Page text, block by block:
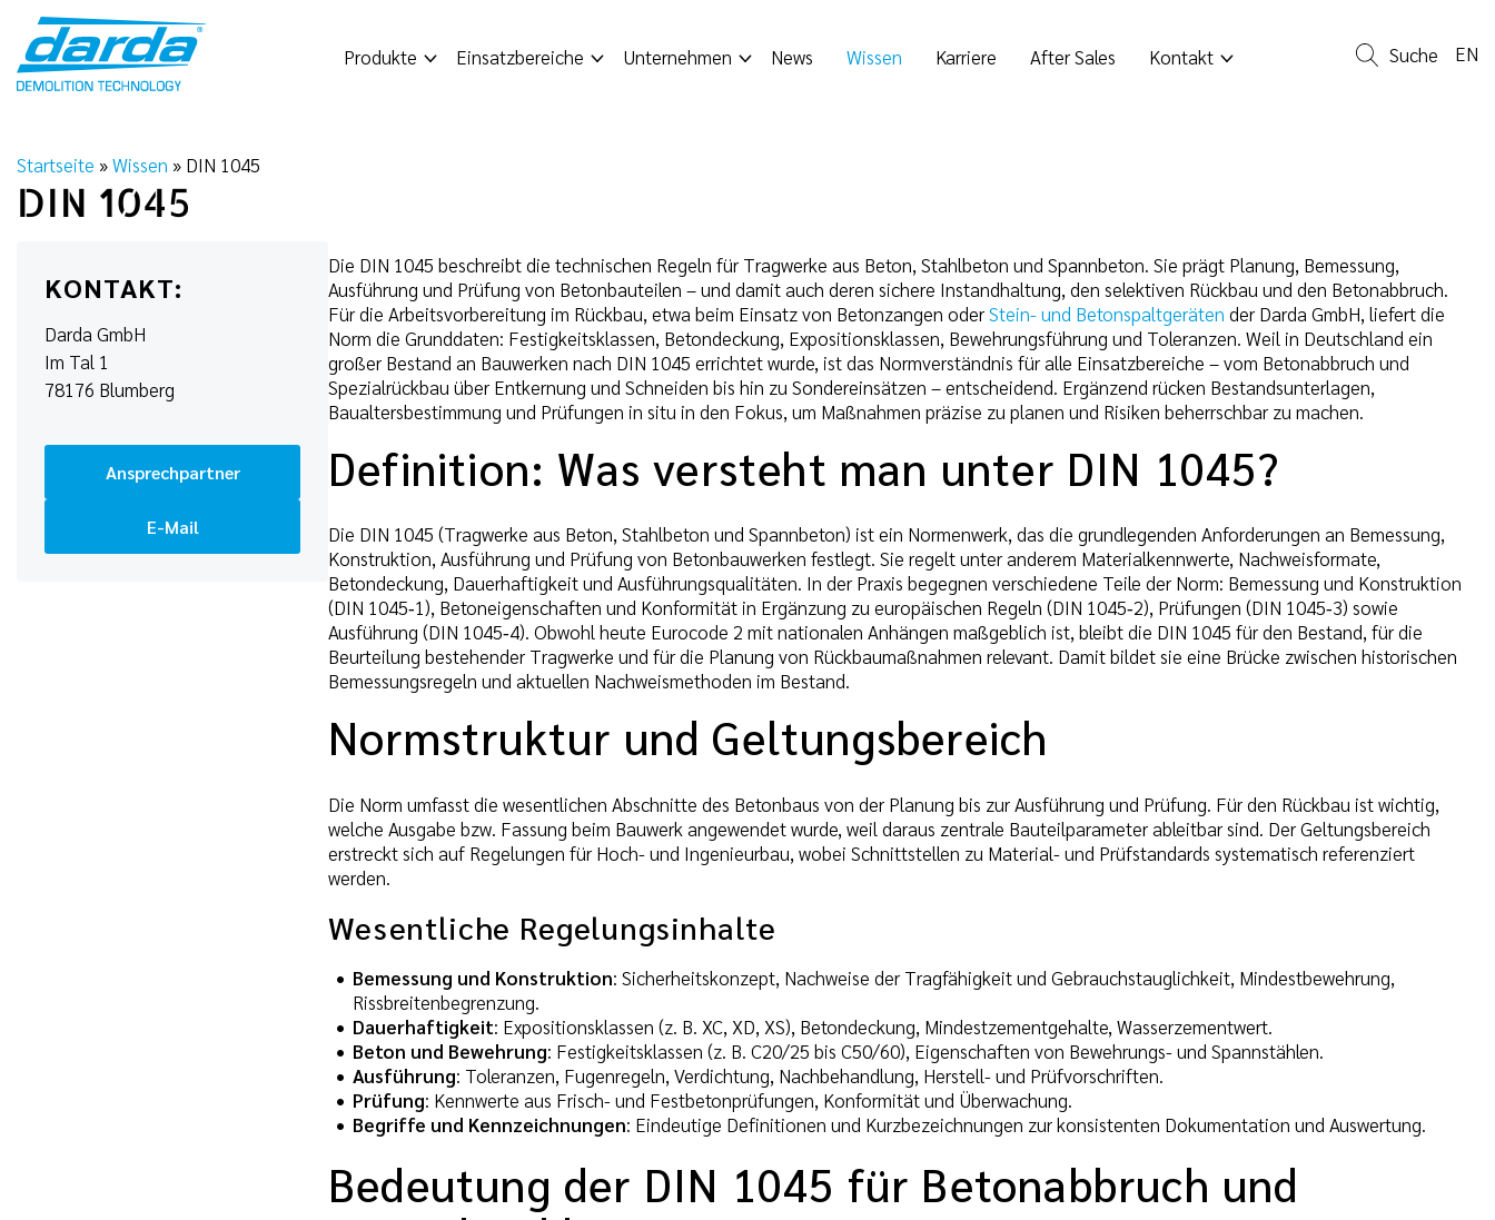
content
Produkte Einsatzbereiche Unternehmen News Wissen Karriere After Sales Kontakt Suche EN
Startseite »Wissen » DIN 1045
DIN 1045
KONTAKT:
Darda GmbH
Im Tal 1
78176 Blumberg
Ansprechpartner
E-Mail
Die DIN 1045 beschreibt die technischen Regeln für Tragwerke aus Beton, Stahlbeton und Spannbeton. Sie prägt Planung, Bemessung,
Ausführung und Prüfung von Betonbauteilen – und damit auch deren sichere Instandhaltung, den selektiven Rückbau und den Betonabbruch.
Für die Arbeitsvorbereitung im Rückbau, etwa beim Einsatz von Betonzangen oderStein- und Betonspaltgeräten der Darda GmbH, liefert die
Norm die Grunddaten: Festigkeitsklassen, Betondeckung, Expositionsklassen, Bewehrungsführung und Toleranzen. Weil in Deutschland ein
großer Bestand an Bauwerken nach DIN 1045 errichtet wurde, ist das Normverständnis für alle Einsatzbereiche – vom Betonabbruch und
Spezialrückbau über Entkernung und Schneiden bis hin zu Sondereinsätzen – entscheidend. Ergänzend rücken Bestandsunterlagen,
Baualtersbestimmung und Prüfungen in situ in den Fokus, um Maßnahmen präzise zu planen und Risiken beherrschbar zu machen.
Definition: Was versteht man unter DIN 1045?
Die DIN 1045 (Tragwerke aus Beton, Stahlbeton und Spannbeton) ist ein Normenwerk, das die grundlegenden Anforderungen an Bemessung,
Konstruktion, Ausführung und Prüfung von Betonbauwerken festlegt. Sie regelt unter anderem Materialkennwerte, Nachweisformate,
Betondeckung, Dauerhaftigkeit und Ausführungsqualitäten. In der Praxis begegnen verschiedene Teile der Norm: Bemessung und Konstruktion
(DIN 1045‑1), Betoneigenschaften und Konformität in Ergänzung zu europäischen Regeln (DIN 1045‑2), Prüfungen (DIN 1045‑3) sowie
Ausführung (DIN 1045‑4). Obwohl heute Eurocode 2 mit nationalen Anhängen maßgeblich ist, bleibt die DIN 1045 für den Bestand, für die
Beurteilung bestehender Tragwerke und für die Planung von Rückbaumaßnahmen relevant. Damit bildet sie eine Brücke zwischen historischen
Bemessungsregeln und aktuellen Nachweismethoden im Bestand.
Normstruktur und Geltungsbereich
Die Norm umfasst die wesentlichen Abschnitte des Betonbaus von der Planung bis zur Ausführung und Prüfung. Für den Rückbau ist wichtig,
welche Ausgabe bzw. Fassung beim Bauwerk angewendet wurde, weil daraus zentrale Bauteilparameter ableitbar sind. Der Geltungsbereich
erstreckt sich auf Regelungen für Hoch- und Ingenieurbau, wobei Schnittstellen zu Material- und Prüfstandards systematisch referenziert
werden.
Wesentliche Regelungsinhalte
Bemessung und Konstruktion: Sicherheitskonzept, Nachweise der Tragfähigkeit und Gebrauchstauglichkeit, Mindestbewehrung,
Rissbreitenbegrenzung.
Dauerhaftigkeit: Expositionsklassen (z. B. XC, XD, XS), Betondeckung, Mindestzementgehalte, Wasserzementwert.
Beton und Bewehrung: Festigkeitsklassen (z. B. C20/25 bis C50/60), Eigenschaften von Bewehrungs- und Spannstählen.
Ausführung: Toleranzen, Fugenregeln, Verdichtung, Nachbehandlung, Herstell- und Prüfvorschriften.
Prüfung: Kennwerte aus Frisch- und Festbetonprüfungen, Konformität und Überwachung.
Begriffe und Kennzeichnungen: Eindeutige Definitionen und Kurzbezeichnungen zur konsistenten Dokumentation und Auswertung.
Bedeutung der DIN 1045 für Betonabbruch und